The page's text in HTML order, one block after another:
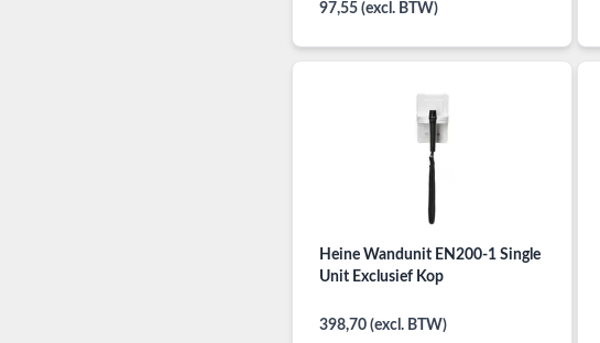
97,55 (excl. BTW)
Heine Wandunit EN200-1 Single
Unit Exclusief Kop
398,70 (excl. BTW)